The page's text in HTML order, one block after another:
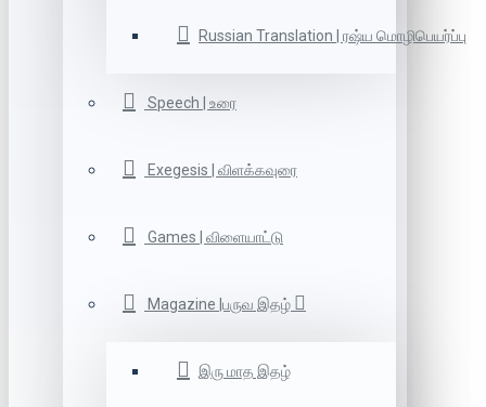
Russian Translation | ரஷ்ய மொழிபெயர்ப்பு
Speech | உரை
Exegesis | விளக்கவுரை
Games | விளையாட்டு
Magazine |பருவ இதழ்
இரு மாத இதழ்